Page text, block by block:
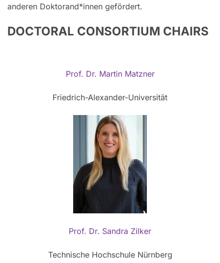
anderen Doktorand*innen gefördert.
DOCTORAL CONSORTIUM CHAIRS
Prof. Dr. Martin Matzner
Friedrich-Alexander-Universität
Prof. Dr. Sandra Zilker
Technische Hochschule Nürnberg